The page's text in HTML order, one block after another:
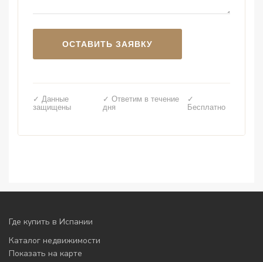
✓ Данные
защищены
✓ Ответим в течение
дня
✓
Бесплатно
Где купить в Испании
Каталог недвижимости
Показать на карте